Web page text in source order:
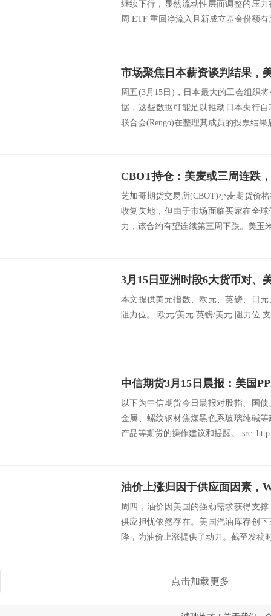
继续下行，显然流动性层面调整的压
周 ETF 重回净流入且新成立基金份额
市场聚焦日本薪资谈判结果，
周五(3月15日)，日本最大的工会组织
据，这些数据可能足以推动日本央行
联合会(Rengo)在整理其成员的投票结果
CBOT持仓：美麦或三周连跌
芝加哥期货交易所(CBOT)小麦期货价
收复失地，但由于市场面临买家在全
力，该合约有望连续第三周下跌。美玉
本文提供美元指数、欧元、英镑、日
阻力位。 欧元/美元 英镑/美元 阻力位
以下为中信期货今日晨报对股指、国
金属、螺纹钢材焦煤黑色系玻璃纯碱
产品等期货的操作建议和提醒。
周四，油价因美国的强劲需求获得支
供应担忧依然存在。美国汽油库存创
降，为油价上涨提供了动力。截至发稿
点击加载更多